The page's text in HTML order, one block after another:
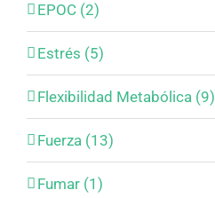
EPOC (2)
Estrés (5)
Flexibilidad Metabólica (9)
Fuerza (13)
Fumar (1)